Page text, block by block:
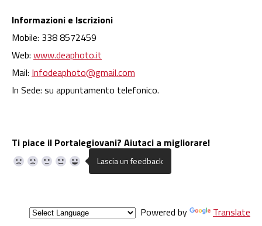
Informazioni e Iscrizioni
Mobile: 338 8572459
Web: www.deaphoto.it
Mail: Infodeaphoto@gmail.com
In Sede: su appuntamento telefonico.
Ti piace il Portalegiovani? Aiutaci a migliorare!
Powered by
Translate